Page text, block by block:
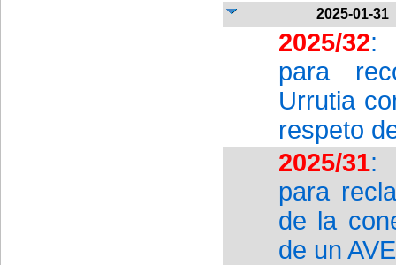
2025-01-31
2025/32:
para
Urrutia
respeto
2025/31:
para
de la
de un